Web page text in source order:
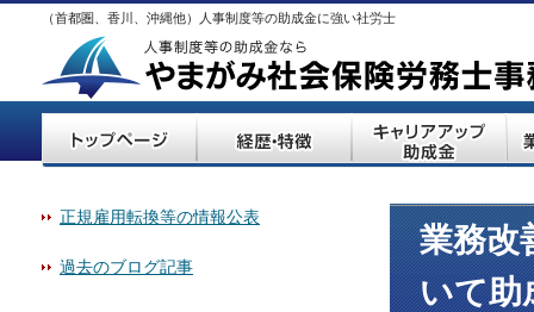
（首都圏、香川、沖縄他）人事制度等の助成金に強い社労士
業務改
いて助
正規雇用転換等の情報公表
過去のブログ記事